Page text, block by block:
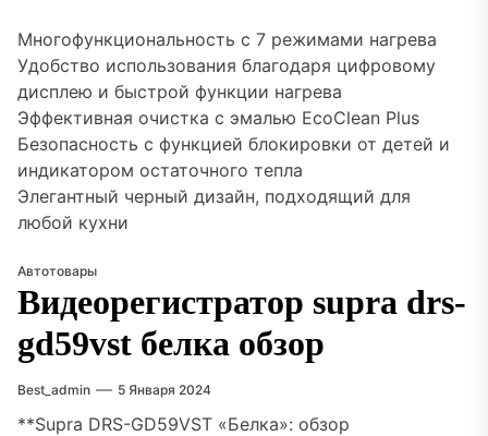
Многофункциональность с 7 режимами нагрева
Удобство использования благодаря цифровому
дисплею и быстрой функции нагрева
Эффективная очистка с эмалью EcoClean Plus
Безопасность с функцией блокировки от детей и
индикатором остаточного тепла
Элегантный черный дизайн, подходящий для
любой кухни
Автотовары
Видеорегистратор supra drs-
gd59vst белка обзор
Best_admin 5 Января 2024
**Supra DRS-GD59VST «Белка»: обзор